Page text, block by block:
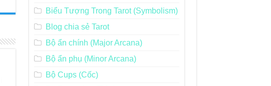
Biểu Tượng Trong Tarot (Symbolism)
Blog chia sẻ Tarot
Bộ ẩn chính (Major Arcana)
Bộ ẩn phụ (Minor Arcana)
Bộ Cups (Cốc)